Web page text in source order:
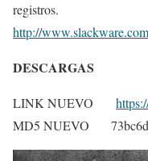
registros.
http://
DESCARGAS
LINK NUEVO
MD5 NUEVO